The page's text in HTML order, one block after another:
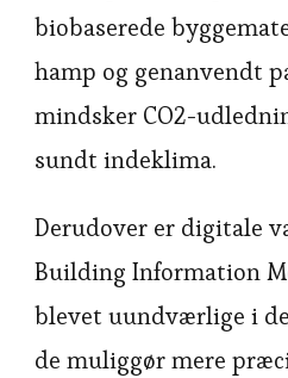
biobaserede
hamp og genanvendt
mindsker CO2-
sundt indeklima.
Derudover er digitale
Building Information
blevet uundværlige i
de muliggør mere